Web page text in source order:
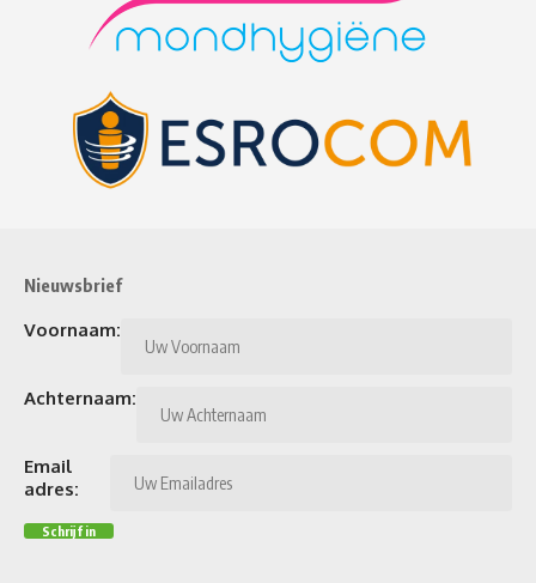
Nieuwsbrief
Voornaam:
Achternaam:
Email
adres: